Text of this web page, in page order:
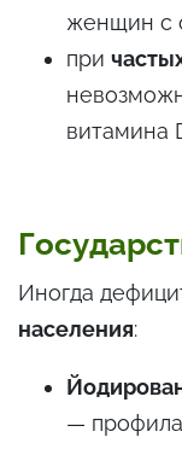
женщин с
при
витамина
Иногда
населения:
—